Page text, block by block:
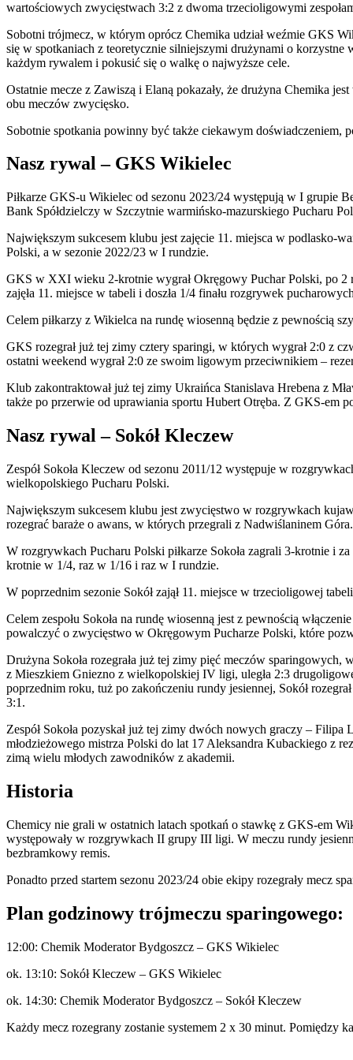
wartościowych zwycięstwach 3:2 z dwoma trzecioligowymi
Sobotni trójmecz, w którym oprócz Chemika udział weźmie GKS
się w spotkaniach z teoretycznie silniejszymi drużynami o
każdym rywalem i pokusić się o walkę o najwyższe cele.
Ostatnie mecze z Zawiszą i Elaną pokazały, że drużyna Chemika
obu meczów zwycięsko.
Sobotnie spotkania powinny być także ciekawym
Nasz rywal – GKS Wikielec
Piłkarze GKS-u Wikielec od sezonu 2023/24 występują w I grupie
Bank Spółdzielczy w Szczytnie warmińsko-mazurskiego Pucharu
Największym sukcesem klubu jest zajęcie 11. miejsca w podlasko-
Polski, a w sezonie 2022/23 w I rundzie.
GKS w XXI wieku 2-krotnie wygrał Okręgowy Puchar Polski, po 2
zajęła 11. miejsce w tabeli i doszła 1/4 finału rozgrywek
Celem piłkarzy z Wikielca na rundę wiosenną będzie z pewnością
GKS rozegrał już tej zimy cztery sparingi, w których wygrał 2:0 z
ostatni weekend wygrał 2:0 ze swoim ligowym przeciwnikiem –
Klub zakontraktował już tej zimy Ukraińca Stanislava Hrebena z
także po przerwie od uprawiania sportu Hubert Otręba. Z GKS-em
Nasz rywal – Sokół Kleczew
Zespół Sokoła Kleczew od sezonu 2011/12 występuje w
wielkopolskiego Pucharu Polski.
Największym sukcesem klubu jest zwycięstwo w rozgrywkach
rozegrać baraże o awans, w których przegrali z Nadwiślaninem Góra.
W rozgrywkach Pucharu Polski piłkarze Sokoła zagrali 3-krotnie i
krotnie w 1/4, raz w 1/16 i raz w I rundzie.
W poprzednim sezonie Sokół zajął 11. miejsce w trzecioligowej
Celem zespołu Sokoła na rundę wiosenną jest z pewnością
powalczyć o zwycięstwo w Okręgowym Pucharze Polski, które
Drużyna Sokoła rozegrała już tej zimy pięć meczów
z Mieszkiem Gniezno z wielkopolskiej IV ligi, uległa 2:3
poprzednim roku, tuż po zakończeniu rundy jesiennej, Sokół
3:1.
Zespół Sokoła pozyskał już tej zimy dwóch nowych graczy –
młodzieżowego mistrza Polski do lat 17 Aleksandra Kubackiego z
zimą wielu młodych zawodników z akademii.
Historia
Chemicy nie grali w ostatnich latach spotkań o stawkę z GKS-em
występowały w rozgrywkach II grupy III ligi. W meczu rundy
bezbramkowy remis.
Ponadto przed startem sezonu 2023/24 obie ekipy rozegrały mecz
Plan godzinowy trójmeczu sparingowego:
12:00: Chemik Moderator Bydgoszcz – GKS Wikielec
ok. 13:10: Sokół Kleczew – GKS Wikielec
ok. 14:30: Chemik Moderator Bydgoszcz – Sokół Kleczew
Każdy mecz rozegrany zostanie systemem 2 x 30 minut. Pomiędzy